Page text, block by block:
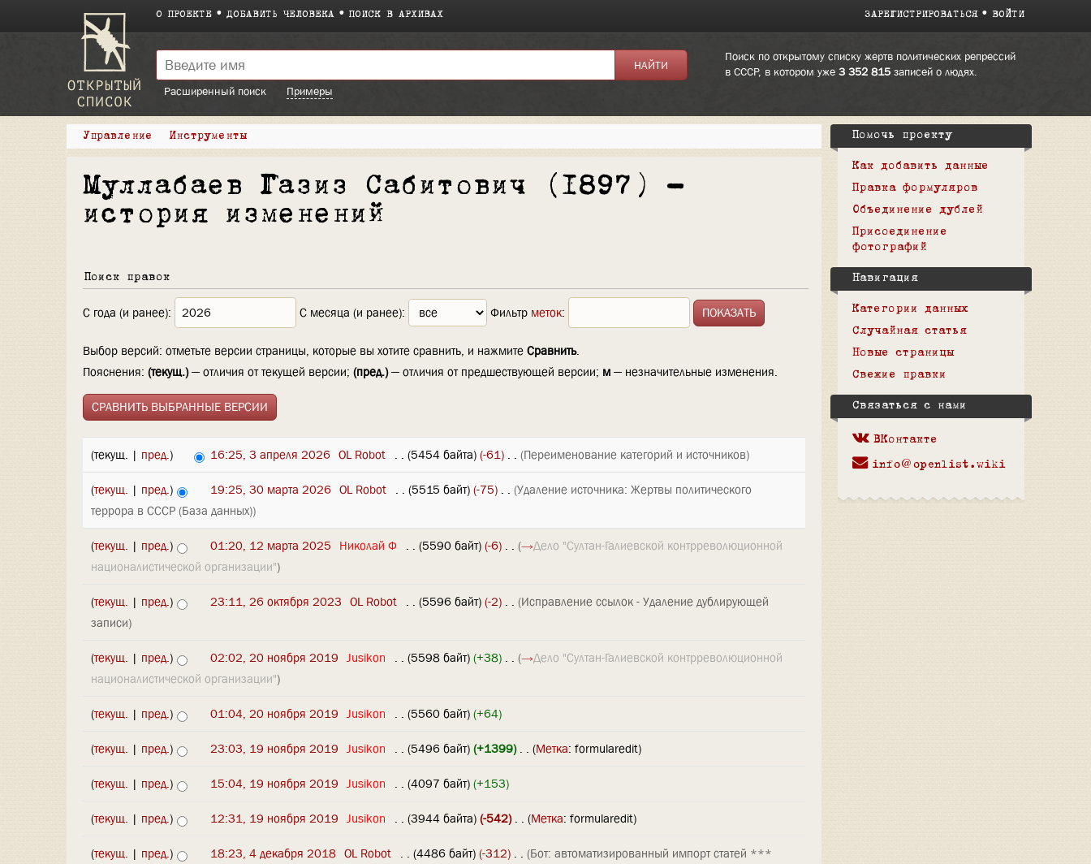
О ПРОЕКТЕ ДОБАВИТЬ ЧЕЛОВЕКА ПОИСК В АРХИВАХ ЗАРЕГИСТРИРОВАТЬСЯ ВОЙТИ
Поиск по открытому списку жертв политических репрессий
в СССР, в котором уже 3 352 815записей о людях.
Расширенный поиск
Примеры
Управление Инструменты
Муллабаев Газиз Сабитович (1897) —
история изменений
Поиск правок
С года (и ранее): С месяца (и ранее): Фильтр меток:
Выбор версий: отметьте версии страницы, которые вы хотите сравнить, и нажмите Сравнить.
Пояснения: (текущ.)— отличия от текущей версии; (пред.)— отличия от предшествующей версии; м — незначительные изменения.
(текущ. | пред.) 16:25, 3 апреля 2026 OL Robot . . (5454 байта) (-61) . . (Переименование категорий и источников)
(текущ. | пред.) 19:25, 30 марта 2026 OL Robot . . (5515 байт) (-75) . . (Удаление источника: Жертвы политического
террора в СССР (База данных))
(текущ. | пред.) 01:20, 12 марта 2025 Николай Ф . . (5590 байт) (-6) . . (→Дело "Султан-Галиевской контрреволюционной
националистической организации")
(текущ. | пред.) 23:11, 26 октября 2023 OL Robot . . (5596 байт) (-2) . . (Исправление ссылок - Удаление дублирующей
записи)
(текущ. | пред.) 02:02, 20 ноября 2019 Jusikon . . (5598 байт) (+38) . . (→Дело "Султан-Галиевской контрреволюционной
националистической организации")
(текущ. | пред.) 01:04, 20 ноября 2019 Jusikon . . (5560 байт) (+64)
(текущ. | пред.) 23:03, 19 ноября 2019 Jusikon . . (5496 байт) (+1399)‎ . . (Метка:formularedit)
(текущ. | пред.) 15:04, 19 ноября 2019 Jusikon . . (4097 байт) (+153)
(текущ. | пред.) 12:31, 19 ноября 2019 Jusikon . . (3944 байта) (-542)‎ . . (Метка:formularedit)
(текущ. | пред.) 18:23, 4 декабря 2018 OL Robot . . (4486 байт) (-312) . . (Бот: автоматизированный импорт статей ***
Помочь проекту
Как добавить данные
Правка формуляров
Объединение дублей
Присоединение
фотографий
Навигация
Категории данных
Случайная статья
Новые страницы
Свежие правки
Связаться с нами
ВКонтакте
info@openlist.wiki